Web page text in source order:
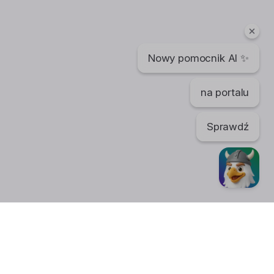
Nowy pomocnik AI ✨
na portalu
Sprawdź